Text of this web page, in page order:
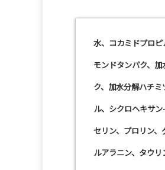
水、コカミドプロ
モンドタンパク、
ク、加水分解ハチ
ル、シクロヘキサ
セリン、プロリン、
ルアラニン、タウ